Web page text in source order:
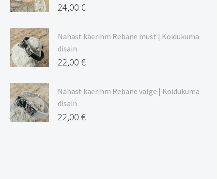
24,00 €
Nahast käerihm Rebane must | Koidukuma
disain
22,00 €
Nahast käerihm Rebane valge | Koidukuma
disain
22,00 €